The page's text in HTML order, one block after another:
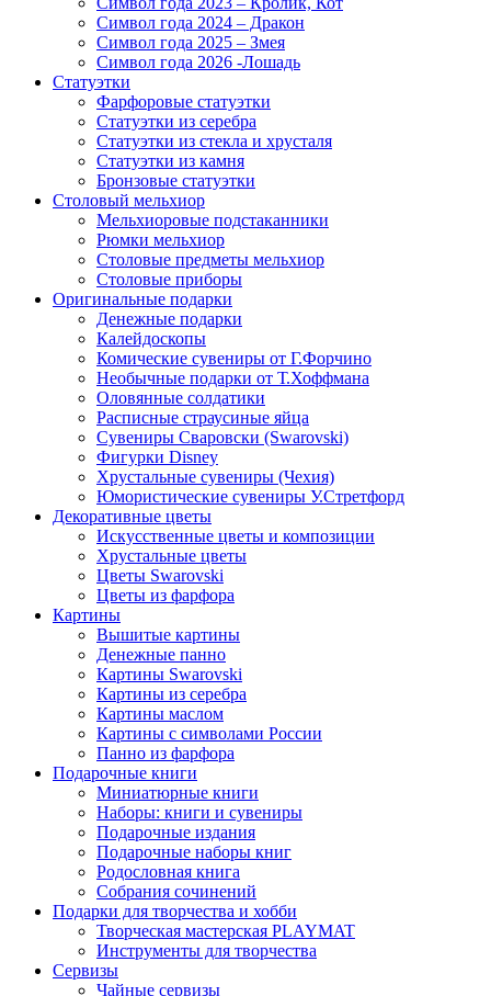
Символ года 2024 – Дракон
Символ года 2025 – Змея
Символ года 2026 -Лошадь
Статуэтки
Фарфоровые статуэтки
Статуэтки из серебра
Статуэтки из стекла и хрусталя
Статуэтки из камня
Бронзовые статуэтки
Столовый мельхиор
Мельхиоровые подстаканники
Рюмки мельхиор
Столовые предметы мельхиор
Столовые приборы
Оригинальные подарки
Денежные подарки
Калейдоскопы
Комические сувениры от Г.Форчино
Необычные подарки от Т.Хоффмана
Оловянные солдатики
Расписные страусиные яйца
Сувениры Сваровски (Swarovski)
Фигурки Disney
Хрустальные сувениры (Чехия)
Юмористические сувениры У.Стретфорд
Декоративные цветы
Искусственные цветы и композиции
Хрустальные цветы
Цветы Swarovski
Цветы из фарфора
Картины
Вышитые картины
Денежные панно
Картины Swarovski
Картины из серебра
Картины маслом
Картины с символами России
Панно из фарфора
Подарочные книги
Миниатюрные книги
Наборы: книги и сувениры
Подарочные издания
Подарочные наборы книг
Родословная книга
Собрания сочинений
Подарки для творчества и хобби
Творческая мастерская PLAYMAT
Инструменты для творчества
Cервизы
Чайные сервизы